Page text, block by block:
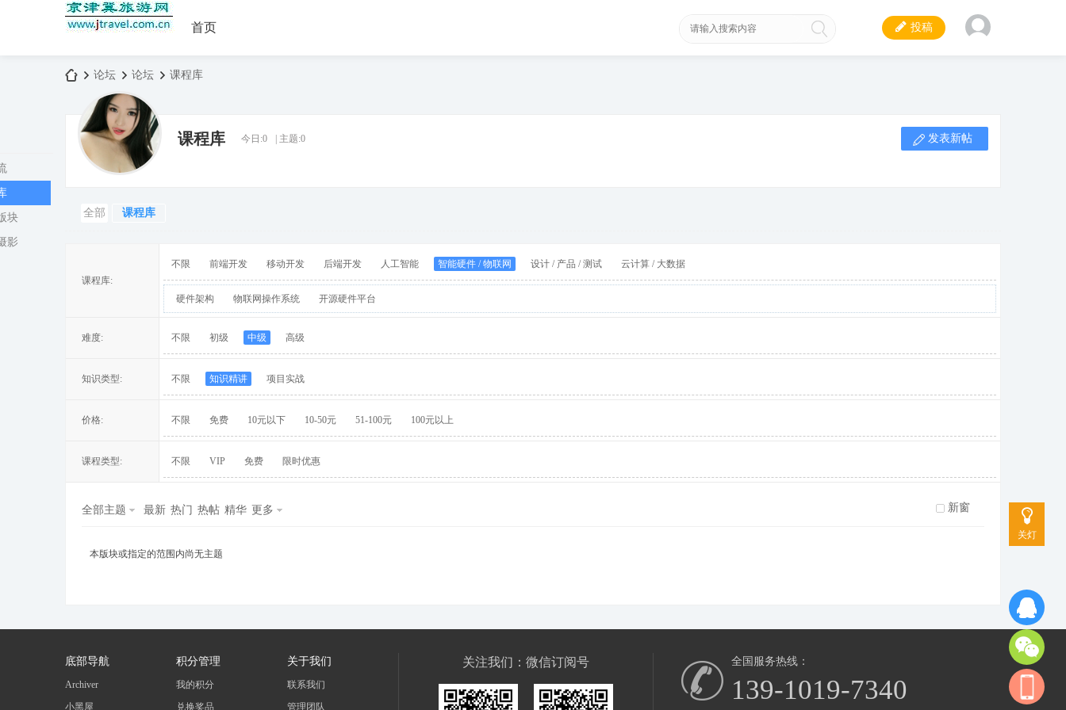
关灯
首页 投稿
»
论坛
›
论坛 课程库
块
影
课程库 今日:0 主题:0 发表新帖
全部 课程库
课程库:
不限 前端开发 移动开发 后端开发 人工智能 智能硬件 / 物联网 设计 / 产品 / 测试 云计算 / 大数据
硬件架构 物联网操作系统 开源硬件平台
难度: 不限 初级 中级 高级
知识类型: 不限 知识精讲 项目实战
价格: 不限 免费 10元以下 10-50元 51-100元 100元以上
课程类型: 不限 VIP 免费 限时优惠
新窗
全部主题 最新 热门 热帖 精华 更多
本版块或指定的范围内尚无主题
底部导航
Archiver
小黑屋
积分管理
我的积分
兑换奖品
关于我们
联系我们
管理团队
关注我们：微信订阅号 全国服务热线：
139-1019-7340